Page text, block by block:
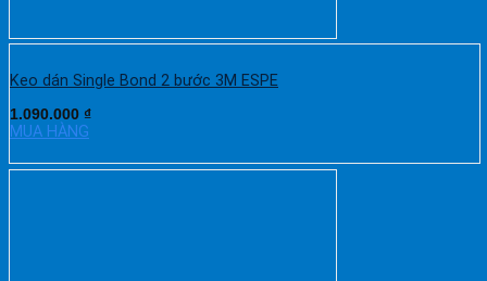
Keo dán Single Bond 2 bước 3M ESPE
1.090.000 ₫
MUA HÀNG